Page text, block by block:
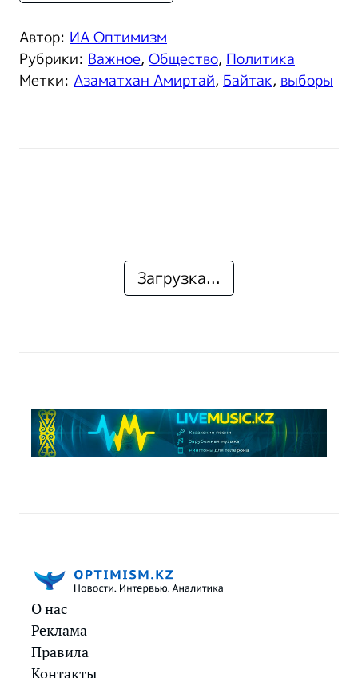
Автор: ИА Оптимизм
Рубрики: Важное, Общество, Политика
Метки: Азаматхан Амиртай, Байтак, выборы
Загрузка...
О нас
Реклама
Правила
Контакты